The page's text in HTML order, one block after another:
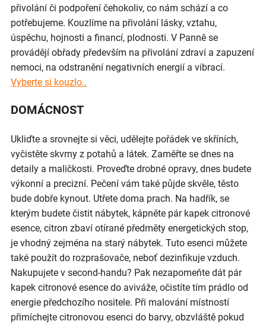
přivolání či podpoření čehokoliv, co nám schází a co
potřebujeme. Kouzlíme na přivolání lásky, vztahu,
úspěchu, hojnosti a financí, plodnosti. V Panně se
provádějí obřady především na přivolání zdraví a zapuzení
nemoci, na odstranění negativních energií a vibrací.
Vyberte si kouzlo..
DOMÁCNOST
Ukliďte a srovnejte si věci, udělejte pořádek ve skříních,
vyčistěte skvrny z potahů a látek. Zaměřte se dnes na
detaily a maličkosti. Proveďte drobné opravy, dnes budete
výkonní a precizní. Pečení vám také půjde skvěle, těsto
bude dobře kynout. Utřete doma prach. Na hadřík, se
kterým budete čistit nábytek, kápněte pár kapek citronové
esence, citron zbaví otírané předměty energetických stop,
je vhodný zejména na starý nábytek. Tuto esenci můžete
také použít do rozprašovače, neboť dezinfikuje vzduch.
Nakupujete v second-handu? Pak nezapomeňte dát pár
kapek citronové esence do aviváže, očistíte tím prádlo od
energie předchozího nositele. Při malování místností
přimíchejte citronovou esenci do barvy, obzvláště pokud